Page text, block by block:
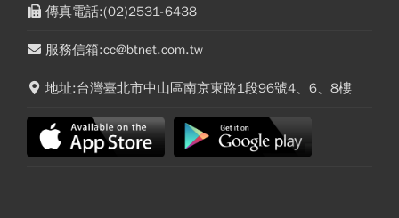
傳真電話:(02)2531-6438
服務信箱:cc@btnet.com.tw
地址:台灣臺北市中山區南京東路1段96號4、6、8樓